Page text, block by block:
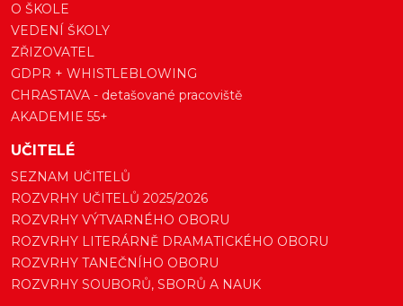
O ŠKOLE
VEDENÍ ŠKOLY
ZŘIZOVATEL
GDPR + WHISTLEBLOWING
CHRASTAVA - detašované pracoviště
AKADEMIE 55+
UČITELÉ
SEZNAM UČITELŮ
ROZVRHY UČITELŮ 2025/2026
ROZVRHY VÝTVARNÉHO OBORU
ROZVRHY LITERÁRNĚ DRAMATICKÉHO OBORU
ROZVRHY TANEČNÍHO OBORU
ROZVRHY SOUBORŮ, SBORŮ A NAUK